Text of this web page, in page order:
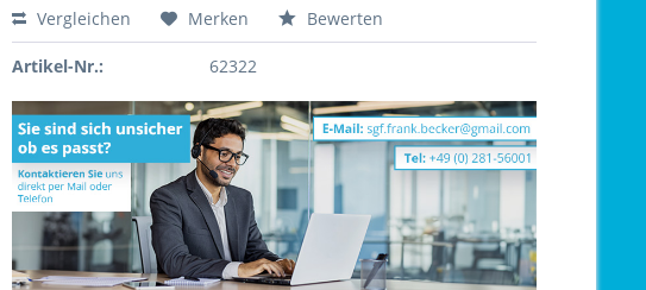
Vergleichen Merken Bewerten
Artikel-Nr.: 62322